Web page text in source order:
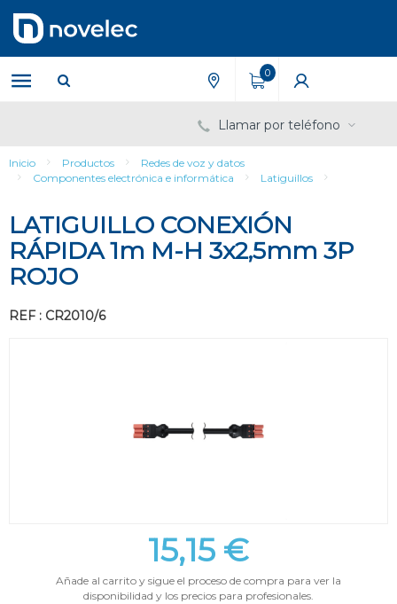
contenido
menú
de
navegación
0
Llamar por teléfono
Inicio Productos
Redes de voz y datos
Componentes electrónica e informática
Latiguillos
LATIGUILLO CONEXIÓN
RÁPIDA 1m M-H 3x2,5mm 3P
ROJO
REF : CR2010/6
15,15 €
Añade al carrito y sigue el proceso de compra para ver la
disponibilidad y los precios para profesionales.